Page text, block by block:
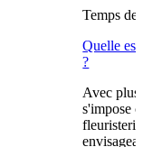
Temps de
Quelle
?
Avec plus
s'impose